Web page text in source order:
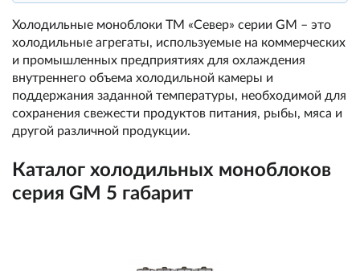
Холодильные моноблоки ТМ «Север» серии GM – это
холодильные агрегаты, используемые на коммерческих
и промышленных предприятиях для охлаждения
внутреннего объема холодильной камеры и
поддержания заданной температуры, необходимой для
сохранения свежести продуктов питания, рыбы, мяса и
другой различной продукции.
Каталог холодильных моноблоков
серия GM 5 габарит